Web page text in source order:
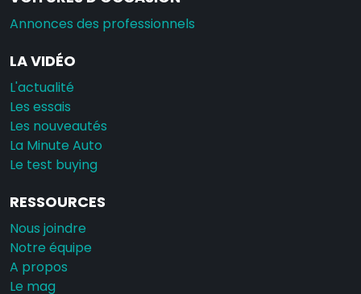
Annonces des professionnels
LA VIDÉO
L'actualité
Les essais
Les nouveautés
La Minute Auto
Le test buying
RESSOURCES
Nous joindre
Notre équipe
A propos
Le mag